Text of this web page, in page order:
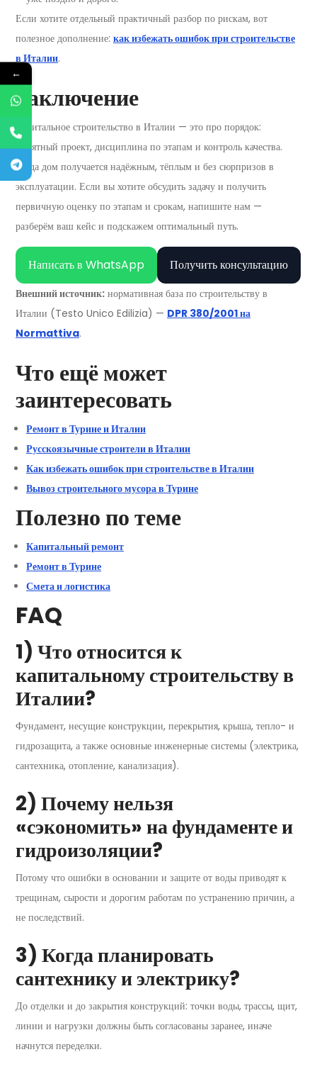
Если хотите отдельный практичный разбор по рискам, вот
полезное дополнение: как избежать ошибок при строительстве
в Италии.
Заключение
Капитальное строительство в Италии — это про порядок:
понятный проект, дисциплина по этапам и контроль качества.
Тогда дом получается надёжным, тёплым и без сюрпризов в
эксплуатации. Если вы хотите обсудить задачу и получить
первичную оценку по этапам и срокам, напишите нам —
разберём ваш кейс и подскажем оптимальный путь.
Написать в WhatsApp Получить консультацию
Внешний источник: нормативная база по строительству в
Италии (Testo Unico Edilizia) — DPR 380/2001 на
Normattiva.
Что ещё может
заинтересовать
Ремонт в Турине и Италии
Русскоязычные строители в Италии
Как избежать ошибок при строительстве в Италии
Вывоз строительного мусора в Турине
Полезно по теме
Капитальный ремонт
Ремонт в Турине
Смета и логистика
FAQ
1) Что относится к
капитальному строительству в
Италии?
Фундамент, несущие конструкции, перекрытия, крыша, тепло- и
гидрозащита, а также основные инженерные системы (электрика,
сантехника, отопление, канализация).
2) Почему нельзя
«сэкономить» на фундаменте и
гидроизоляции?
Потому что ошибки в основании и защите от воды приводят к
трещинам, сырости и дорогим работам по устранению причин, а
не последствий.
3) Когда планировать
сантехнику и электрику?
До отделки и до закрытия конструкций: точки воды, трассы, щит,
линии и нагрузки должны быть согласованы заранее, иначе
начнутся переделки.
←